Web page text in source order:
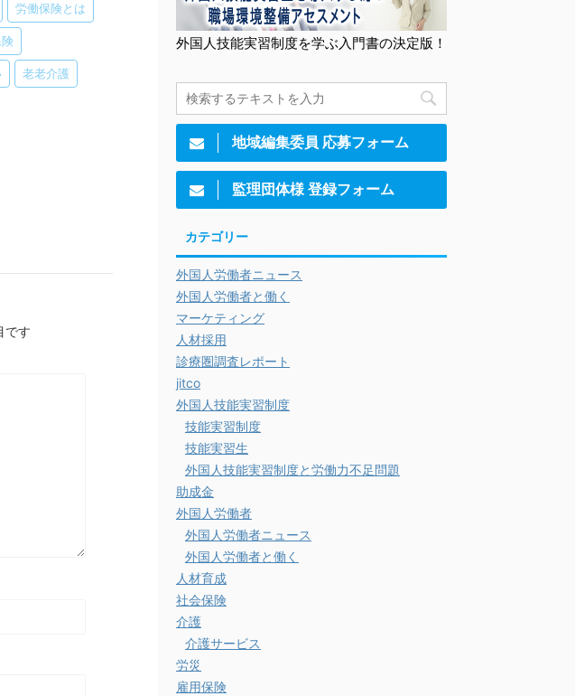
労働保険とは
老老介護
です
外国人技能実習制度を学ぶ入門書の決定版！
地域編集委員 応募フォーム
監理団体様 登録フォーム
カテゴリー
外国人労働者ニュース
外国人労働者と働く
マーケティング
人材採用
診療圏調査レポート
jitco
外国人技能実習制度
技能実習制度
技能実習生
外国人技能実習制度と労働力不足問題
助成金
外国人労働者
外国人労働者ニュース
外国人労働者と働く
人材育成
社会保険
介護
介護サービス
労災
雇用保険